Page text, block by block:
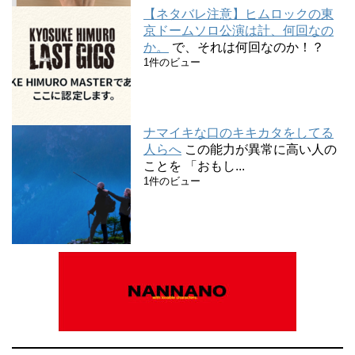
【ネタバレ注意】ヒムロックの東
京ドームソロ公演は計、何回なの
か。
で、それは何回なのか！？
1件のビュー
ナマイキな口のキキカタをしてる
人らへ この能力が異常に高い人の
ことを 「おもし...
1件のビュー